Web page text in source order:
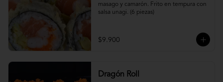
masago y camarón. Frito en tempura con
salsa unagi. (6 piezas)
$9.900
Dragón Roll